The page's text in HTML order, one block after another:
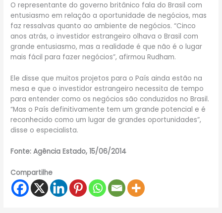
O representante do governo britânico fala do Brasil com
entusiasmo em relação a oportunidade de negócios, mas
faz ressalvas quanto ao ambiente de negócios. “Cinco
anos atrás, o investidor estrangeiro olhava o Brasil com
grande entusiasmo, mas a realidade é que não é o lugar
mais fácil para fazer negócios”, afirmou Rudham.
Ele disse que muitos projetos para o País ainda estão na
mesa e que o investidor estrangeiro necessita de tempo
para entender como os negócios são conduzidos no Brasil.
“Mas o País definitivamente tem um grande potencial e é
reconhecido como um lugar de grandes oportunidades”,
disse o especialista.
Fonte: Agência Estado, 15/06/2014
Compartilhe